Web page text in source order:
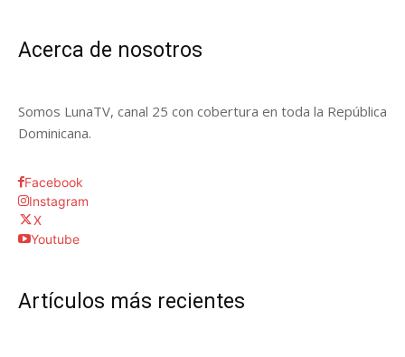
Acerca de nosotros
Somos LunaTV, canal 25 con cobertura en toda la República
Dominicana.
Facebook
Instagram
X
Youtube
Artículos más recientes